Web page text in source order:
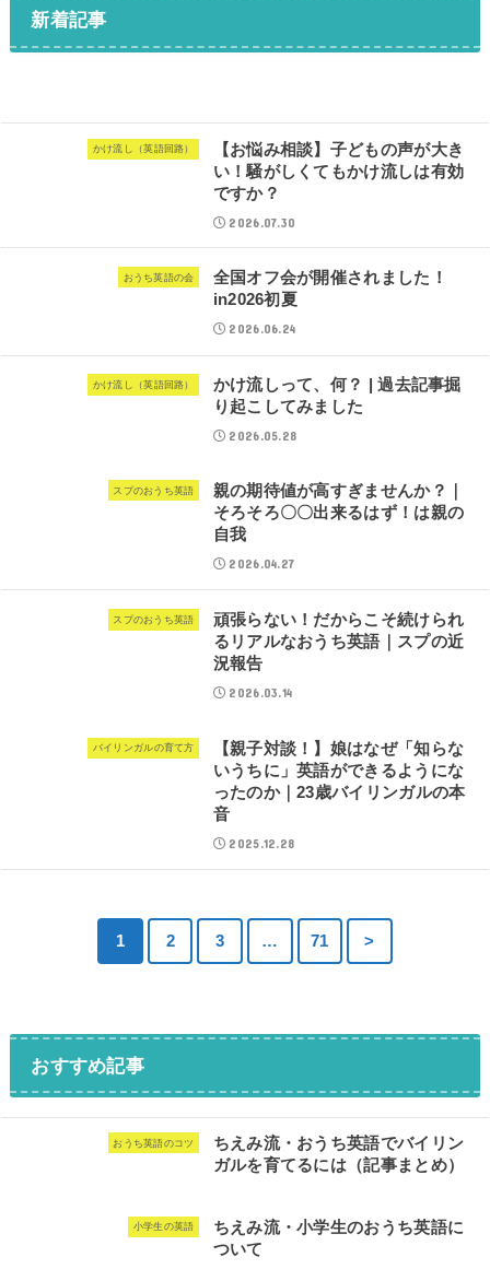
新着記事
かけ流し（英語回路）
【お悩み相談】子どもの声が大き
い！騒がしくてもかけ流しは有効
ですか？
2026.07.30
おうち英語の会
全国オフ会が開催されました！
in2026初夏
2026.06.24
かけ流し（英語回路）
かけ流しって、何？ | 過去記事掘
り起こしてみました
2026.05.28
スプのおうち英語
親の期待値が高すぎませんか？｜
そろそろ〇〇出来るはず！は親の
自我
2026.04.27
スプのおうち英語
頑張らない！だからこそ続けられ
るリアルなおうち英語｜スプの近
況報告
2026.03.14
バイリンガルの育て方
【親子対談！】娘はなぜ「知らな
いうちに」英語ができるようにな
ったのか｜23歳バイリンガルの本
音
2025.12.28
1 2 3 … 71 >
おすすめ記事
おうち英語のコツ
ちえみ流・おうち英語でバイリン
ガルを育てるには（記事まとめ）
小学生の英語
ちえみ流・小学生のおうち英語に
ついて